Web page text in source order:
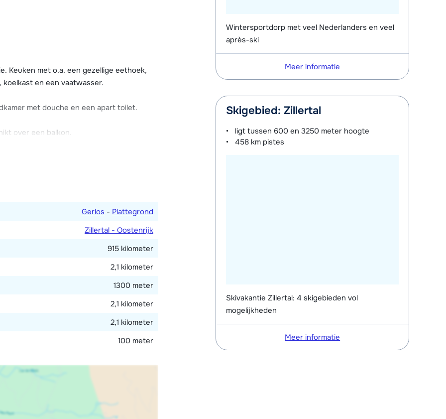
in, waarna je gemakkelijk verder kunt
voor je skispullen, zodat je ze niet
restaurants, winkels en de
bij het hotel. Je kunt
Keuken met o.a. een gezellige eethoek,
en een vaatwasser.
met douche en een apart toilet.
over een balkon.
Gerlos - Plattegrond
Zillertal - Oostenrijk
915 kilometer
2,1 kilometer
1300 meter
2,1 kilometer
2,1 kilometer
100 meter
Wintersportdorp met veel Nederlanders en veel
après-ski
Meer informatie
Skigebied: Zillertal
ligt tussen 600 en 3250 meter hoogte
458 km pistes
Skivakantie Zillertal: 4 skigebieden vol
mogelijkheden
Meer informatie